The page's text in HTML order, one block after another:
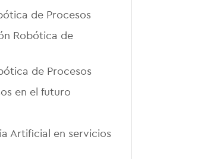
de Procesos
Robótica de
de Procesos
en el futuro
Artificial en servicios